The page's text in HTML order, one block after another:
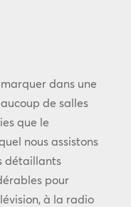
dans une
de salles
que le
nous assistons
détaillants
pour
à la radio